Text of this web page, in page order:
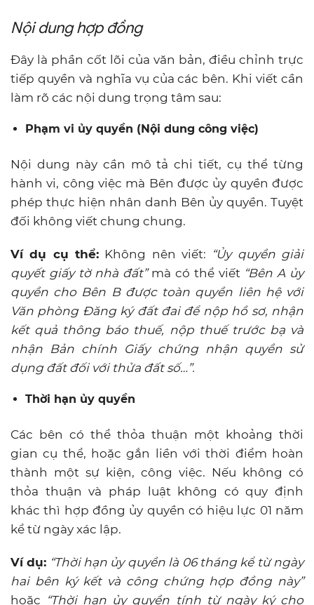
Nội dung hợp đồng
Đây là phần cốt lõi của văn bản, điều chỉnh trực
tiếp quyền và nghĩa vụ của các bên. Khi viết cần
làm rõ các nội dung trọng tâm sau:
Phạm vi ủy quyền (Nội dung công việc)
Nội dung này cần mô tả chi tiết, cụ thể từng
hành vi, công việc mà Bên được ủy quyền được
phép thực hiện nhân danh Bên ủy quyền. Tuyệt
đối không viết chung chung.
Ví dụ cụ thể: Không nên viết: “Ủy quyền giải
quyết giấy tờ nhà đất”mà có thể viết “Bên A ủy
quyền cho Bên B được toàn quyền liên hệ với
Văn phòng Đăng ký đất đai để nộp hồ sơ, nhận
kết quả thông báo thuế, nộp thuế trước bạ và
nhận Bản chính Giấy chứng nhận quyền sử
dụng đất đối với thửa đất số…”.
Thời hạn ủy quyền
Các bên có thể thỏa thuận một khoảng thời
gian cụ thể, hoặc gắn liền với thời điểm hoàn
thành một sự kiện, công việc. Nếu không có
thỏa thuận và pháp luật không có quy định
khác thì hợp đồng ủy quyền có hiệu lực 01 năm
kể từ ngày xác lập.
Ví dụ: “Thời hạn ủy quyền là 06 tháng kể từ ngày
hai bên ký kết và công chứng hợp đồng này”
hoặc “Thời hạn ủy quyền tính từ ngày ký cho